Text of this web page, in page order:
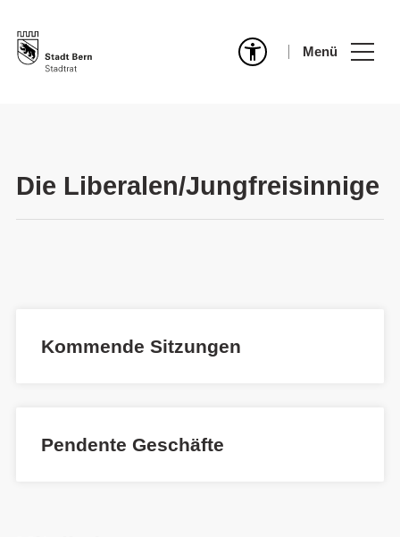
Menü
Die Liberalen/Jungfreisinnige
Kommende Sitzungen
Pendente Geschäfte